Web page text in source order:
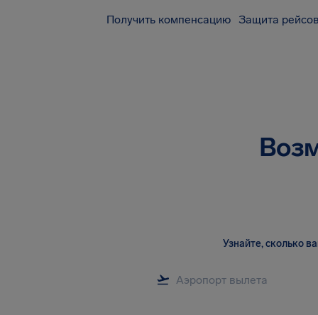
Получить компенсацию Защита
Узнайте, сколько